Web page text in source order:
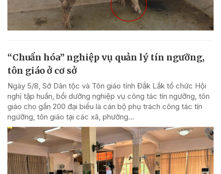
“Chuẩn hóa” nghiệp vụ quản lý tín ngưỡng,
tôn giáo ở cơ sở
Ngày 5/8, Sở Dân tộc và Tôn giáo tỉnh Đắk Lắk tổ chức Hội
nghị tập huấn, bồi dưỡng nghiệp vụ công tác tín ngưỡng, tôn
giáo cho gần 200 đại biểu là cán bộ phụ trách công tác tín
ngưỡng, tôn giáo tại các xã, phường...